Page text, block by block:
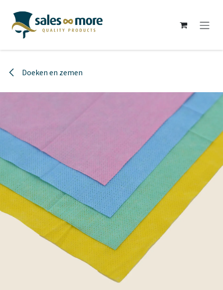
Doeken en zemen